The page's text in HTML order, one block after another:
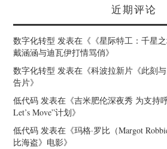
近期评论
数字化转型 发表在《 《星际特工：千星
戴涵涵与迪瓦伊打情骂俏》
数字化转型 发表在《科波拉新片《此刻
告片》
低代码 发表在《吉米肥伦深夜秀 为支持
Let’s Move”计划》
低代码 发表在《玛格·罗比（Margot
比海盗》电影》